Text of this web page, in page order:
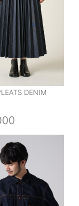
DENIM